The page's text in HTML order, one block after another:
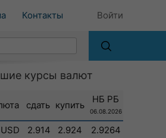
Контакты Войти
курсы валют
сдать купить
НБ РБ
06.08.2026
USD 2.914 2.924
2.9264